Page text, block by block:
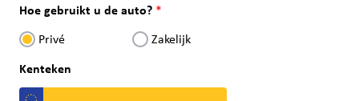
Hoe gebruikt u de auto?
Privé Zakelijk
Kenteken